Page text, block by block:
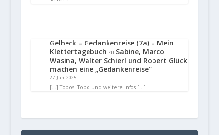
Gelbeck – Gedankenreise (7a) – Mein
Klettertagebuch zu Sabine, Marco
Wasina, Walter Schierl und Robert Glück
machen eine „Gedankenreise“
27. Juni 2025
[…] Topos: Topo und weitere Infos […]